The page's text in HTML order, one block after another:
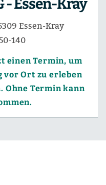
- Essen-Kray
Essen-Kray
140
einen Termin, um
vor Ort zu erleben
Ohne Termin kann